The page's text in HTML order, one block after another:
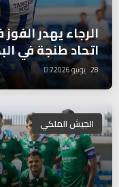
الرجاء يهدر
اتحاد طنجة في
28 يونيو 2026 7
الجيش الملكي